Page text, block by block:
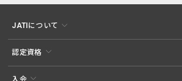
JATIについて
認定資格
入会